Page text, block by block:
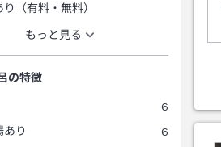
（有料・無料）
もっと見る
の特徴
6
あり
6